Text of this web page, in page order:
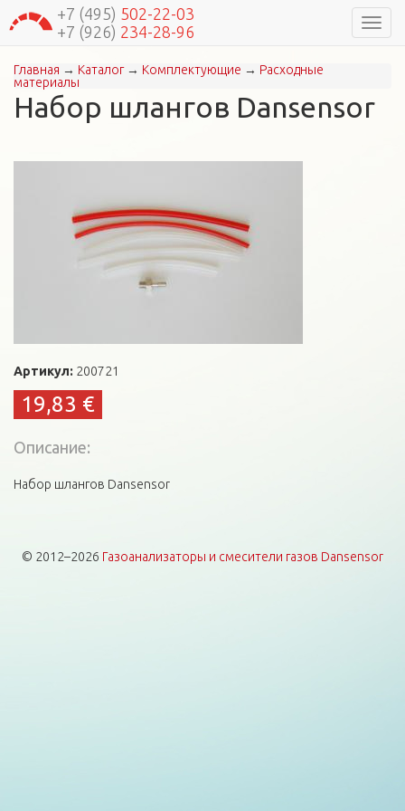
+7 (495) 502-22-03
+7 (926) 234-28-96
Вы здесь
Главная → Каталог→ Комплектующие → Расходные
материалы
Набор шлангов Dansensor
Артикул: 200721
19,83 €
Описание:
Набор шлангов Dansensor
© 2012–2026 Газоанализаторы и смесители газов Dansensor